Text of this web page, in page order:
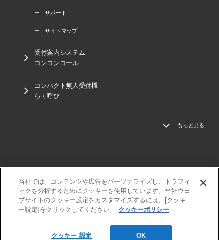
ー サポート
ー サイトマップ
受付案内システム
コンコンコール
コンパクト無人受付機
らく呼び
もっと見る
三菱電機
利用規程
個人情報保護方針
当社では、コンテンツや広告をパーソナライズし、トラフィ
ックを分析するためにクッキーを使用しています。当社ウェ
ブサイトのクッキー設定をカスタマイズするには、[クッキ
ー設定]をクリックしてください。
クッキーポリシー
クッキー 設定 OK